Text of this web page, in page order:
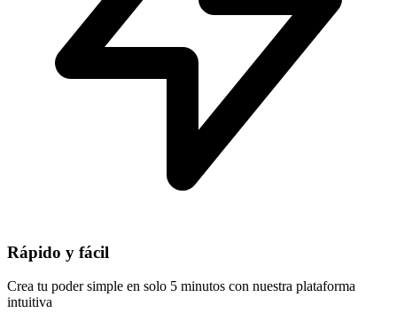
Rápido y fácil
Crea tu poder simple en solo 5 minutos con nuestra plataforma
intuitiva